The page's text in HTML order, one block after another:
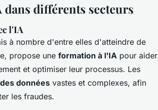
différents secteurs
l'IA
à nombre d'entre elles d'atteindre de
propose une formation à l'IA pour aider
et optimiser leur processus. Les
données vastes et complexes, afin
les fraudes.